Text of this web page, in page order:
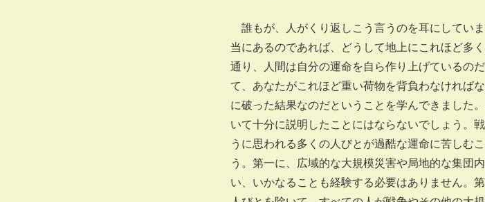
誰もが、人がくり返しこう言うのを耳にしてい
当にあるのであれば、どうして地上にこれほど多
通り、人間は自分の運命を自ら作り上げているの
て、あなたがこれほど重い荷物を背負わなければ
に破った結果なのだということを学んできました
いて十分に説明したことにはならないでしょう。
うに思われる多くの人びとが過酷な運命に苦しむ
う。第一に、広域的な大規模災害や局地的な集団
い、いかなることも経験する必要はありません。